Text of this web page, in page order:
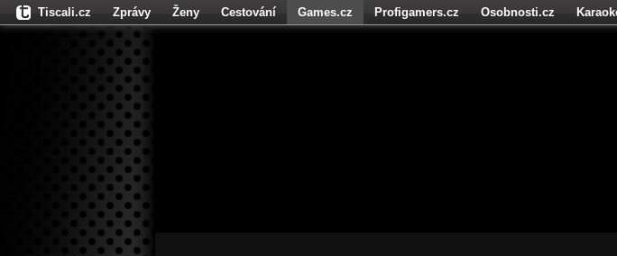
Tiscali.cz Zprávy Ženy Cestování Games.cz Profigamers.cz Osobnosti.cz
Fights.cz